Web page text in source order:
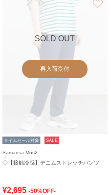
SOLD OUT
再入荷受付
タイムセール対象 SALE
Samansa Mos2
◇【接触冷感】デニムストレッチパンツ
¥2,695 -50%OFF-